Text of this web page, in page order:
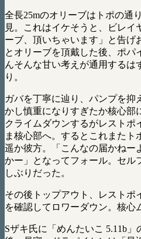
全長25mのオリーブはトポの通
見。これはイケそうと、ビレイ
ーブ、頂いちゃいます」と告げ
とオリーブを頂戴した後、ポパ
んそんな甘い考えが通用するは
り。
ガバを丁寧に辿り、パンプを抑
かし慎重になりすぎたか核心部
クライムダウンするがレストポ
ま核心部へ。するとこれまた
遥か彼方。「こんなの届かねー
かー」となってフォール。セル
しぶりだった。
その後トップアウト、レストポ
を確認してロワーダウン。核心
Sザキ氏に「めんたいこ 5.11b